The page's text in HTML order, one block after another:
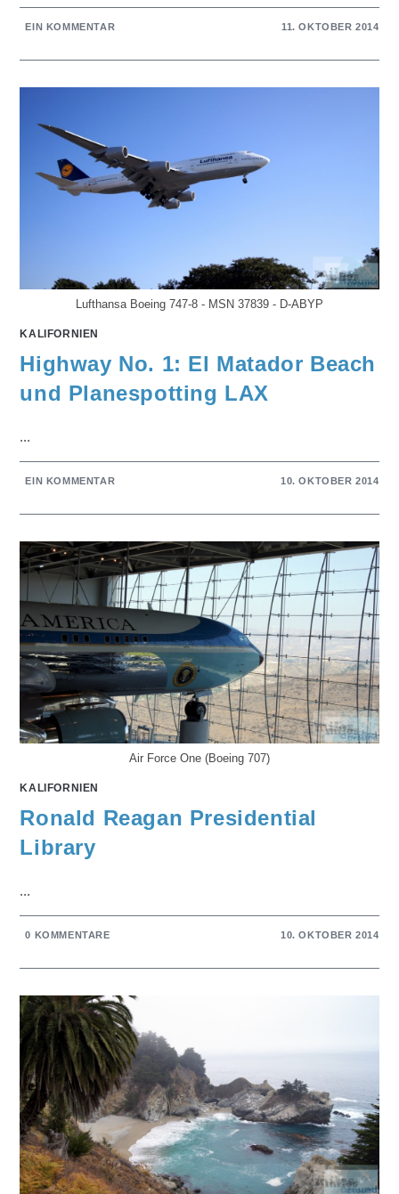
EIN KOMMENTAR 11. OKTOBER 2014
Lufthansa Boeing 747-8 - MSN 37839 - D-ABYP
KALIFORNIEN
Highway No. 1: El Matador Beach
und Planespotting LAX
...
EIN KOMMENTAR 10. OKTOBER 2014
Air Force One (Boeing 707)
KALIFORNIEN
Ronald Reagan Presidential
Library
...
0 KOMMENTARE 10. OKTOBER 2014